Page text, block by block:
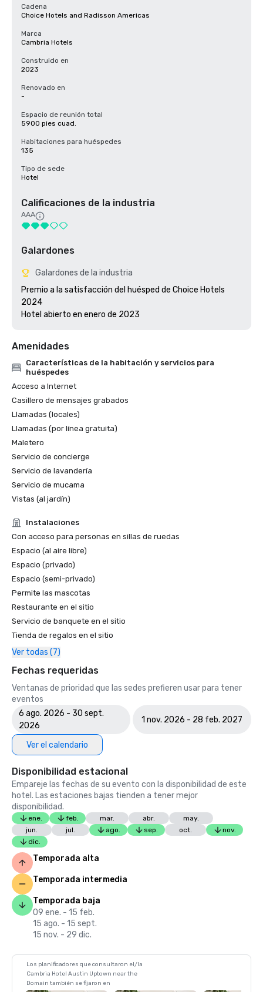
Cadena
Choice Hotels and Radisson Americas
Marca
Cambria Hotels
Construido en
2023
Renovado en
-
Espacio de reunión total
5900 pies cuad.
Habitaciones para huéspedes
135
Tipo de sede
Hotel
Calificaciones de la industria
AAA
Galardones
Galardones de la industria
Premio a la satisfacción del huésped de Choice Hotels
2024
Hotel abierto en enero de 2023
Amenidades
Características de la habitación y servicios para
huéspedes
Acceso a Internet
Casillero de mensajes grabados
Llamadas (locales)
Llamadas (por línea gratuita)
Maletero
Servicio de concierge
Servicio de lavandería
Servicio de mucama
Vistas (al jardín)
Instalaciones
Con acceso para personas en sillas de ruedas
Espacio (al aire libre)
Espacio (privado)
Espacio (semi-privado)
Permite las mascotas
Restaurante en el sitio
Servicio de banquete en el sitio
Tienda de regalos en el sitio
Ver todas (7)
Fechas requeridas
Ventanas de prioridad que las sedes prefieren usar para tener
eventos
6 ago. 2026 - 30 sept.
2026
1 nov. 2026 - 28 feb. 2027
Ver el calendario
Disponibilidad estacional
Empareje las fechas de su evento con la disponibilidad de este
hotel. Las estaciones bajas tienden a tener mejor
disponibilidad.
ene. feb. mar. abr.
may.
jun.
jul. ago. sep. oct.
nov.
dic.
Temporada alta
Temporada intermedia
Temporada baja
09 ene. - 15 feb.
15 ago. - 15 sept.
15 nov. - 29 dic.
Los planificadores que consultaron el/la
Cambria Hotel Austin Uptown near the
Domain también se fijaron en